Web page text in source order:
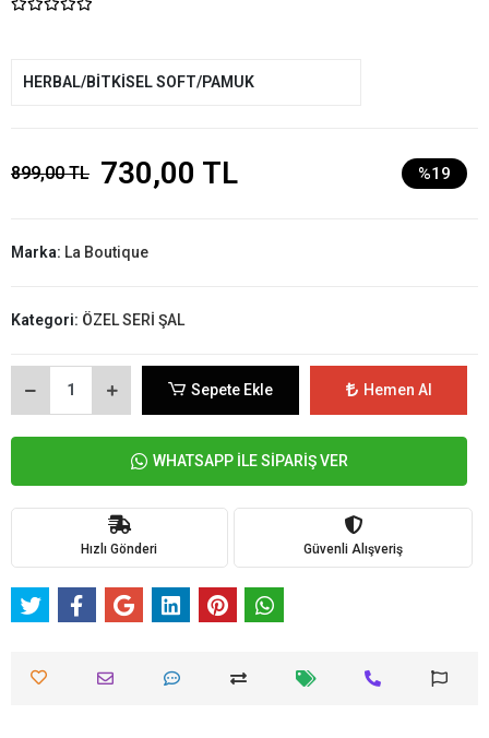
HERBAL/BİTKİSEL SOFT/PAMUK
899,00 TL 730,00 TL %19
Marka: La Boutique
Kategori: ÖZEL SERİ ŞAL
Sepete Ekle Hemen Al
WHATSAPP İLE SİPARİŞ VER
Hızlı Gönderi Güvenli Alışveriş